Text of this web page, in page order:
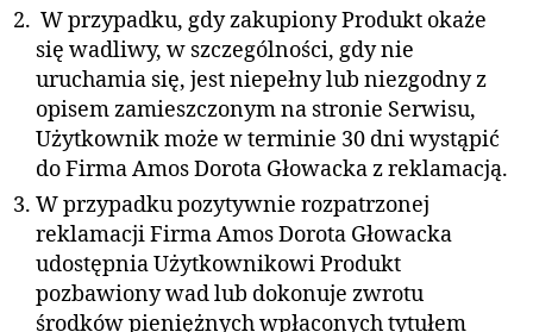
W przypadku, gdy zakupiony Produkt okaże
się wadliwy, w szczególności, gdy nie
uruchamia się, jest niepełny lub niezgodny z
opisem zamieszczonym na stronie Serwisu,
Użytkownik może w terminie 30 dni wystąpić
do Firma Amos Dorota Głowacka z reklamacją.
W przypadku pozytywnie rozpatrzonej
reklamacji Firma Amos Dorota Głowacka
udostępnia Użytkownikowi Produkt
pozbawiony wad lub dokonuje zwrotu
środków pieniężnych wpłaconych tytułem